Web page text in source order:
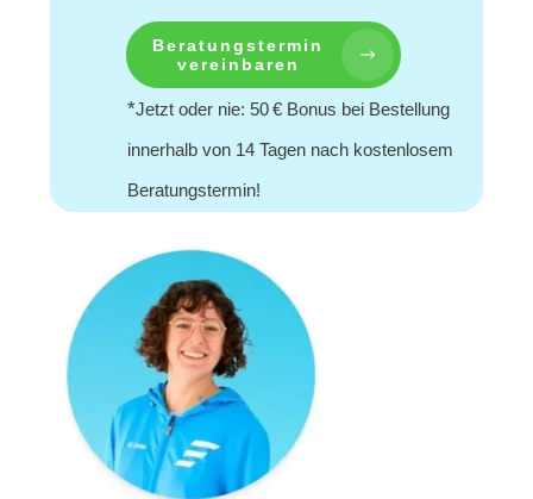
Beratungstermin
vereinbaren
*Jetzt oder nie: 50 € Bonus bei Bestellung
innerhalb von 14 Tagen nach kostenlosem
Beratungstermin!